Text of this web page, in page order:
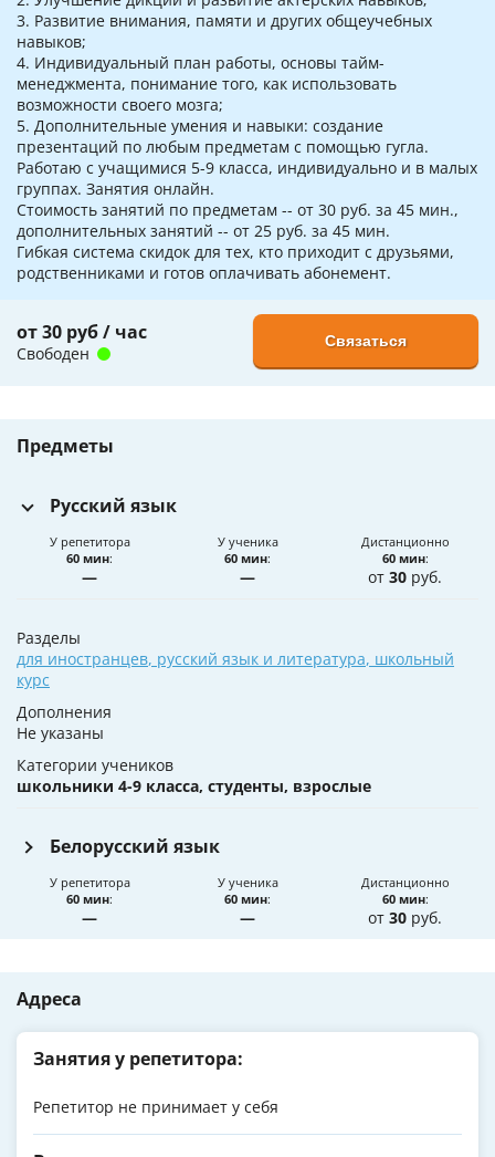
3. Развитие внимания, памяти и других общеучебных
навыков;
4. Индивидуальный план работы, основы тайм-
менеджмента, понимание того, как использовать
возможности своего мозга;
5. Дополнительные умения и навыки: создание
презентаций по любым предметам с помощью гугла.
Работаю с учащимися 5-9 класса, индивидуально и в малых
группах. Занятия онлайн.
Стоимость занятий по предметам -- от 30 руб. за 45 мин.,
дополнительных занятий -- от 25 руб. за 45 мин.
Гибкая система скидок для тех, кто приходит с друзьями,
родственниками и готов оплачивать абонемент.
от 30 руб / час
Свободен
Связаться
Предметы
Русский язык
У репетитора
60 мин:
—
У ученика
60 мин:
—
Дистанционно
60 мин:
от30 руб.
Разделы
для иностранцев, русский язык и литература, школьный
курс
Дополнения
Не указаны
Категории учеников
школьники 4-9 класса, студенты, взрослые
Белорусский язык
У репетитора
60 мин:
—
У ученика
60 мин:
—
Дистанционно
60 мин:
от30 руб.
Адреса
Занятия у репетитора:
Репетитор не принимает у себя